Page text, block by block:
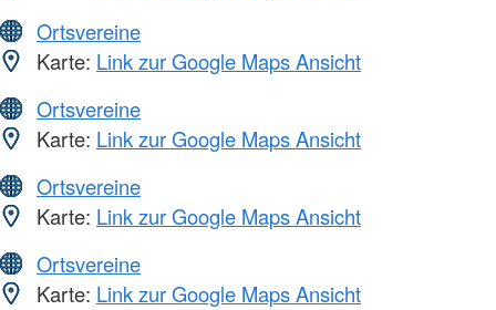
Ortsvereine
Karte: Link zur Google Maps Ansicht
Ortsvereine
Karte: Link zur Google Maps Ansicht
Ortsvereine
Karte: Link zur Google Maps Ansicht
Ortsvereine
Karte: Link zur Google Maps Ansicht